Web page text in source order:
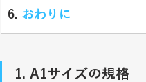
6. おわりに
1. A1サイズの規格